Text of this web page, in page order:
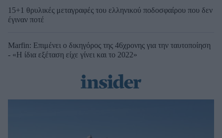
15+1 θρυλικές μεταγραφές του ελληνικού ποδοσφαίρου που δεν
έγιναν ποτέ
Marfin: Επιμένει ο δικηγόρος της 46χρονης για την ταυτοποίηση
- «Η ίδια εξέταση είχε γίνει και το 2022»